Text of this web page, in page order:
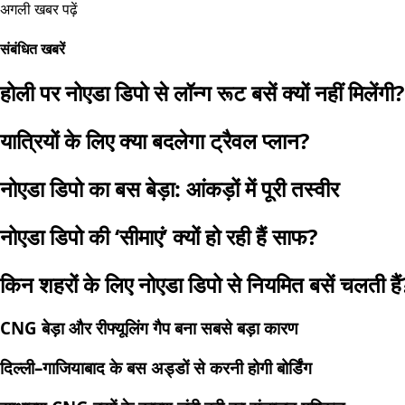
अगली खबर पढ़ें
संबंधित खबरें
होली पर नोएडा डिपो से लॉन्ग रूट बसें क्यों नहीं मिलेंगी?
यात्रियों के लिए क्या बदलेगा ट्रैवल प्लान?
नोएडा डिपो का बस बेड़ा: आंकड़ों में पूरी तस्वीर
नोएडा डिपो की ‘सीमाएं’ क्यों हो रही हैं साफ?
किन शहरों के लिए नोएडा डिपो से नियमित बसें चलती
CNG बेड़ा और रीफ्यूलिंग गैप बना सबसे बड़ा कारण
दिल्ली–गाजियाबाद के बस अड्डों से करनी होगी बोर्डिंग